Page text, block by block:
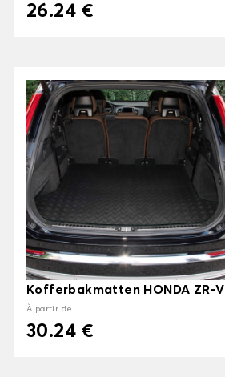
26.24 €
Kofferbakmatten HONDA ZR-V
À partir de
30.24 €